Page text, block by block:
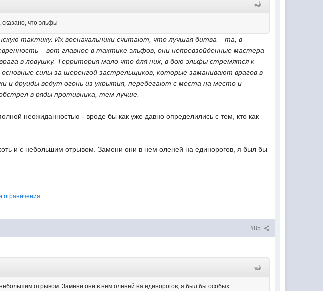
, сказано, что эльфы
тактику. Их военачальники считают, что лучшая битва – та, в
– вот главное в тактике эльфов, они непревзойденные мастера
в ловушку. Территория мало что для них, в бою эльфы стремятся к
силы за шеренгой застрельщиков, которые заманивают врагов в
и друиды ведут огонь из укрытия, перебегают с места на место и
в ряды противника, тем лучше.
неожиданностью - вроде бы как уже давно определились с тем, кто как
и с небольшим отрывом. Замени они в нем оленей на единорогов, я был бы
ограничения
#85
отрывом. Замени они в нем оленей на единорогов, я был бы особых